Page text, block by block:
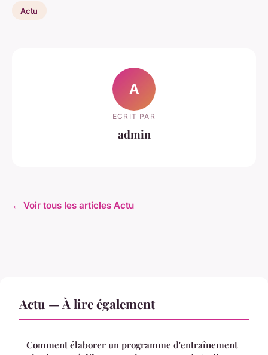
Actu
A
ECRIT PAR
admin
← Voir tous les articles Actu
Actu — À lire également
Comment élaborer un programme d'entraînement